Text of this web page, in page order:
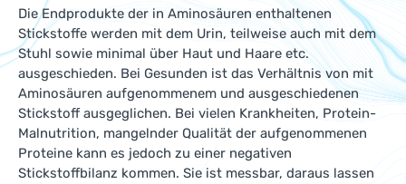
Die Endprodukte der in Aminosäuren enthaltenen
Stickstoffe werden mit dem Urin, teilweise auch mit dem
Stuhl sowie minimal über Haut und Haare etc.
ausgeschieden. Bei Gesunden ist das Verhältnis von mit
Aminosäuren aufgenommenem und ausgeschiedenen
Stickstoff ausgeglichen. Bei vielen Krankheiten, Protein-
Malnutrition, mangelnder Qualität der aufgenommenen
Proteine kann es jedoch zu einer negativen
Stickstoffbilanz kommen. Sie ist messbar, daraus lassen